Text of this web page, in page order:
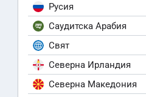
Русия
Саудитска Арабия
Свят
Северна Ирландия
Северна Македония